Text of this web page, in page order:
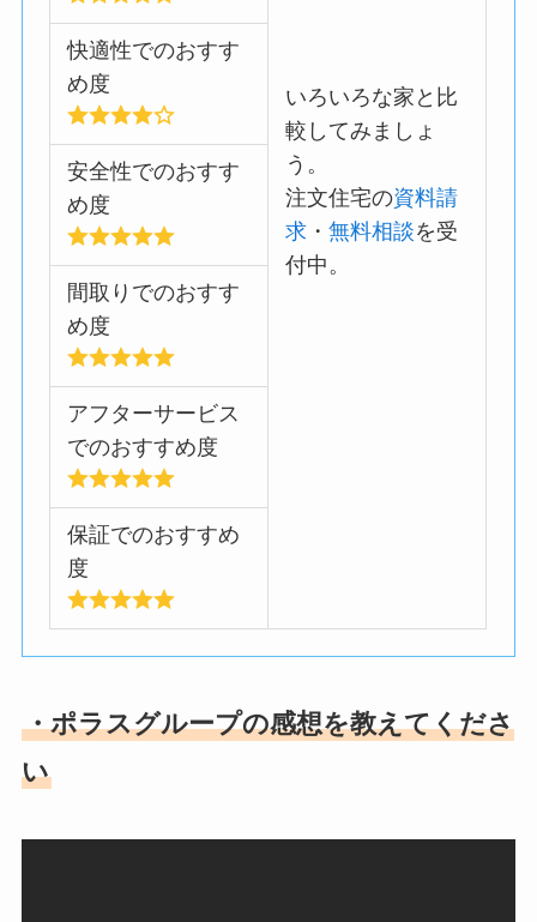
いろいろな家と比
較してみましょ
う。
注文住宅の資料請
求・ 無料相談を受
付中。
快適性でのおすす
め度
安全性でのおすす
め度
間取りでのおすす
め度
アフターサービス
でのおすすめ度
保証でのおすすめ
度
・ポラスグループの感想を教えてくださ
い